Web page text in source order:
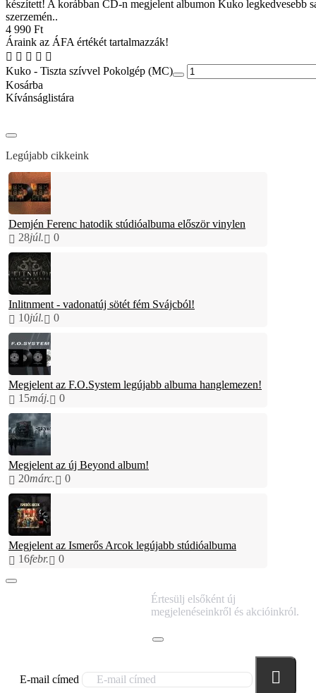
készített! A korábban CD-n megjelent albumon Kuko legkedvesebb
szerzemén..
4 990 Ft
Áraink az ÁFA értékét tartalmazzák!
Kuko - Tiszta szívvel Pokolgép (MC)
Kosárba
Kívánságlistára
Legújabb cikkeink
Demjén Ferenc hatodik stúdióalbuma először vinylen
28júl. 0
Inlitnment - vadonatúj sötét fém Svájcból!
10júl. 0
Megjelent az F.O.System legújabb albuma hanglemezen!
15máj. 0
Megjelent az új Beyond album!
20márc. 0
Megjelent az Ismerős Arcok legújabb stúdióalbuma
16febr. 0
Értesülj elsőként új
megjelenéseinkről és akcióinkról.
E-mail címed